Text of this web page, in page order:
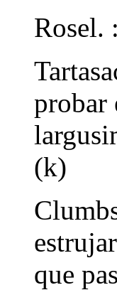
Rosel.
probar
(k)
que